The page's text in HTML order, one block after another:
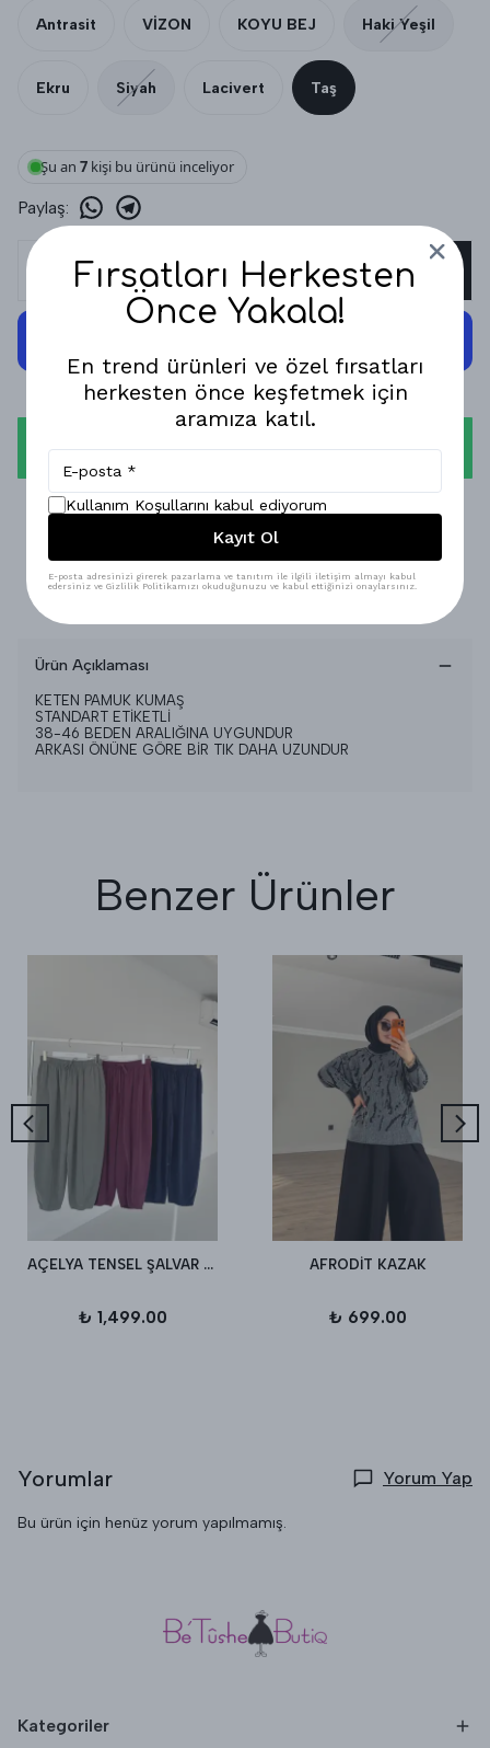
Antrasit VİZON KOYU BEJ Haki Yeşil
Ekru Siyah Lacivert Taş
Şu an 7kişi bu ürünü inceliyor
Paylaş:
SEPETE EKLE
WHATSAPP
1-3 İŞ GÜNÜNDE KARGODA!
Ürün Açıklaması
KETEN PAMUK KUMAŞ
STANDART ETİKETLİ
38-46 BEDEN ARALIĞINA UYGUNDUR
ARKASI ÖNÜNE GÖRE BİR TIK DAHA UZUNDUR
Benzer Ürünler
AÇELYA TENSEL ŞALVAR PANTALON
₺ 1,499.00
AFRODİT KAZAK
₺ 699.00
Yorumlar Yorum Yap
Bu ürün için henüz yorum yapılmamış.
Kategoriler
Fırsatları Herkesten
Önce Yakala!
En trend ürünleri ve özel fırsatları
herkesten önce keşfetmek için
aramıza katıl.
Kullanım Koşullarını kabul ediyorum
Kayıt Ol
E-posta adresinizi girerek pazarlama ve tanıtım ile ilgili iletişim almayı kabul
edersiniz ve Gizlilik Politikamızı okuduğunuzu ve kabul ettiğinizi onaylarsınız.